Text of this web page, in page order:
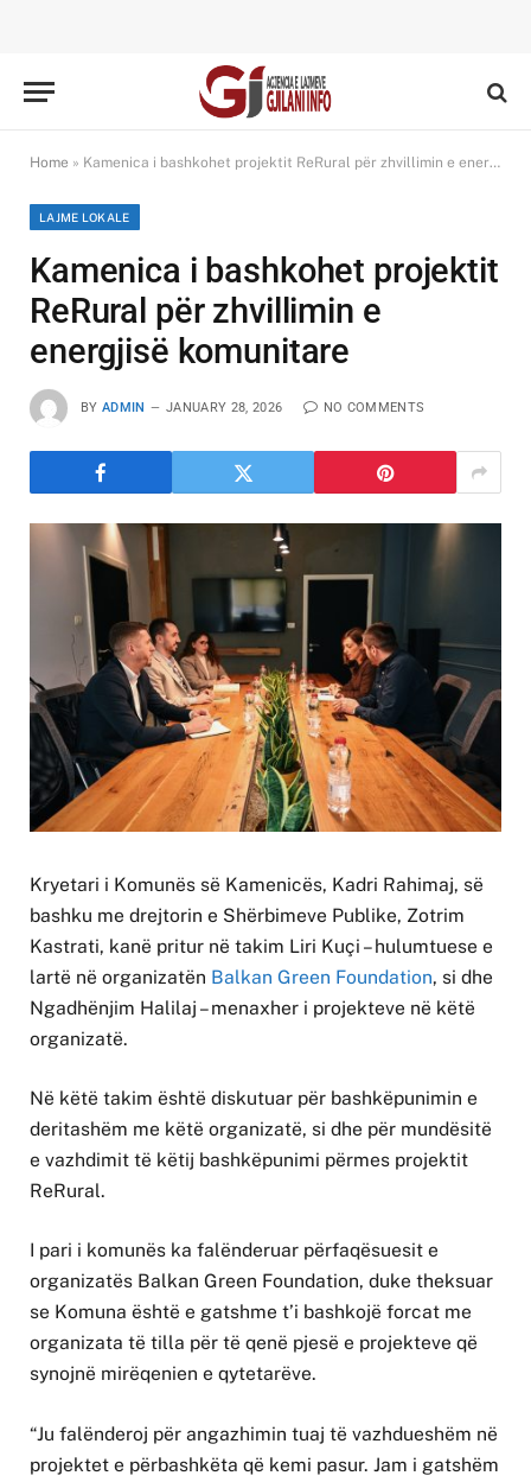
Home » Kamenica i bashkohet projektit ReRural për zhvillimin e energjisë komunitare
LAJME LOKALE
Kamenica i bashkohet projektit
ReRural për zhvillimin e
energjisë komunitare
BY ADMIN JANUARY 28, 2026 NO COMMENTS
Kryetari i Komunës së Kamenicës, Kadri Rahimaj, së
bashku me drejtorin e Shërbimeve Publike, Zotrim
Kastrati, kanë pritur në takim Liri Kuçi – hulumtuese e
lartë në organizatën Balkan Green Foundation, si dhe
Ngadhënjim Halilaj – menaxher i projekteve në këtë
organizatë.
Në këtë takim është diskutuar për bashkëpunimin e
deritashëm me këtë organizatë, si dhe për mundësitë
e vazhdimit të këtij bashkëpunimi përmes projektit
ReRural.
I pari i komunës ka falënderuar përfaqësuesit e
organizatës Balkan Green Foundation, duke theksuar
se Komuna është e gatshme t’i bashkojë forcat me
organizata të tilla për të qenë pjesë e projekteve që
synojnë mirëqenien e qytetarëve.
“Ju falënderoj për angazhimin tuaj të vazhdueshëm në
projektet e përbashkëta që kemi pasur. Jam i gatshëm